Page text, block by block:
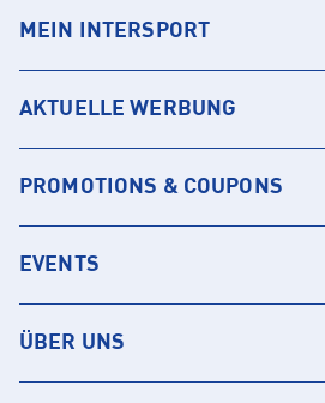
MEIN INTERSPORT
AKTUELLE WERBUNG
PROMOTIONS & COUPONS
EVENTS
ÜBER UNS